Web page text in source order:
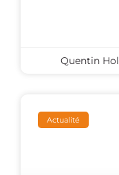
Quentin
Actualité